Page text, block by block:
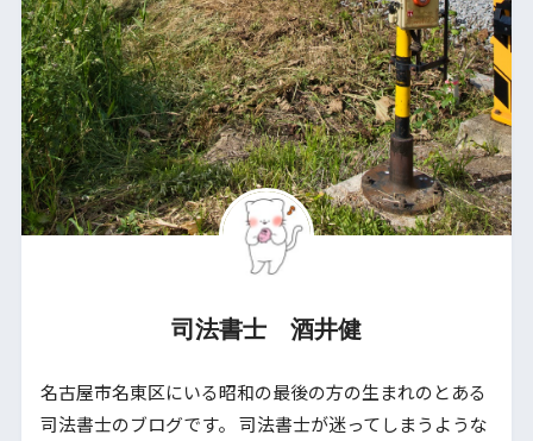
司法書士 酒井健
名古屋市名東区にいる昭和の最後の方の生まれのとある
司法書士のブログです。 司法書士が迷ってしまうような